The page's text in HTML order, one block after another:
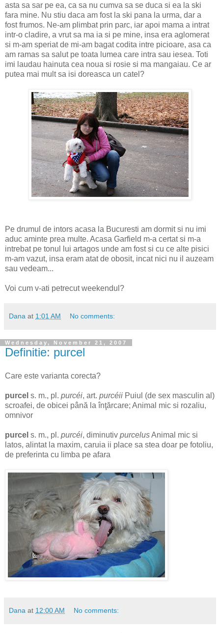
asta sa sar pe ea, ca sa nu cumva sa se duca si ea la ski
fara mine. Nu stiu daca am fost la ski pana la urma, dar a
fost frumos. Ne-am plimbat prin parc, iar apoi mama a intrat
intr-o cladire, a vrut sa ma ia si pe mine, insa era aglomerat
si m-am speriat de mi-am bagat codita intre picioare, asa ca
am ramas sa salut pe toata lumea care intra sau iesea. Toti
imi laudau hainuta cea noua si rosie si ma mangaiau. Ce ar
putea mai mult sa isi doreasca un catel?
Pe drumul de intors acasa la Bucuresti am dormit si nu imi
aduc aminte prea multe. Acasa Garfield m-a certat si m-a
intrebat pe tonul lui artagos unde am fost si cu ce alte pisici
m-am vazut, insa eram atat de obosit, incat nici nu il auzeam
sau vedeam...
Voi cum v-ati petrecut weekendul?
Dana at 1:01 AM No comments:
Wednesday, November 21, 2007
Definitie: purcel
Care este varianta corecta?
purcel s. m., pl. purcéi, art. purcéii Puiul (de sex masculin al)
scroafei, de obicei până la înţărcare; Animal mic si rozaliu,
omnivor
purcel s. m., pl. purcéi, diminutiv purcelusAnimal mic si
latos, alintat la maxim, caruia ii place sa stea doar pe fotoliu,
de preferinta cu limba pe afara
Dana at 12:00 AM No comments: